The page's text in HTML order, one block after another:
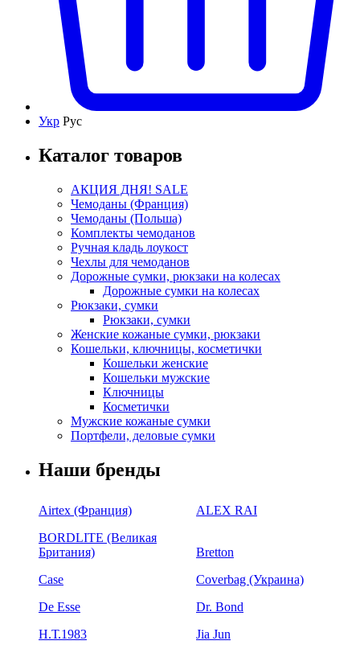
Укр Рус
Каталог товаров
АКЦИЯ ДНЯ! SALE
Чемоданы (Франция)
Чемоданы (Польша)
Комплекты чемоданов
Ручная кладь лоукост
Чехлы для чемоданов
Дорожные сумки, рюкзаки на колесах
Дорожные сумки на колесах
Рюкзаки, сумки
Рюкзаки, сумки
Женские кожаные сумки, рюкзаки
Кошельки, ключницы, косметички
Кошельки женские
Кошельки мужские
Ключницы
Косметички
Мужские кожаные сумки
Портфели, деловые сумки
Наши бренды
Airtex (Франция)
ALEX RAI
BORDLITE (Великая
Британия)
Bretton
Case
Coverbag (Украина)
De Esse
Dr. Bond
H.Т.1983
Jia Jun